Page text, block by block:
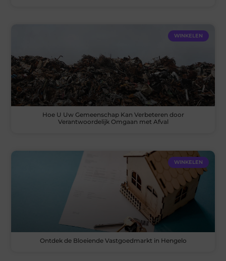
WINKELEN
Hoe U Uw Gemeenschap Kan Verbeteren door
Verantwoordelijk Omgaan met Afval
WINKELEN
Ontdek de Bloeiende Vastgoedmarkt in Hengelo